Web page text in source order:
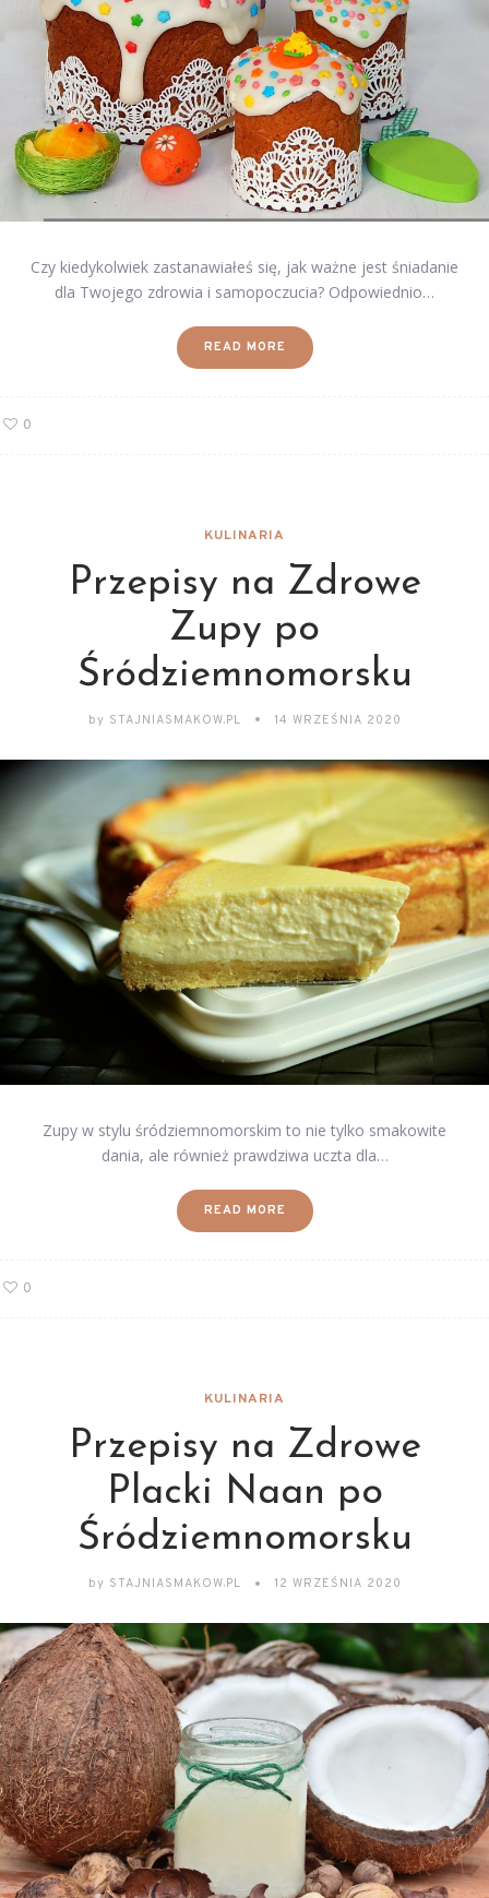
Czy kiedykolwiek zastanawiałeś się, jak ważne jest śniadanie
dla Twojego zdrowia i samopoczucia? Odpowiednio…
READ MORE
0
KULINARIA
Przepisy na Zdrowe
Zupy po
Śródziemnomorsku
by STAJNIASMAKOW.PL 14 WRZEŚNIA 2020
Zupy w stylu śródziemnomorskim to nie tylko smakowite
dania, ale również prawdziwa uczta dla…
READ MORE
0
KULINARIA
Przepisy na Zdrowe
Placki Naan po
Śródziemnomorsku
by STAJNIASMAKOW.PL 12 WRZEŚNIA 2020